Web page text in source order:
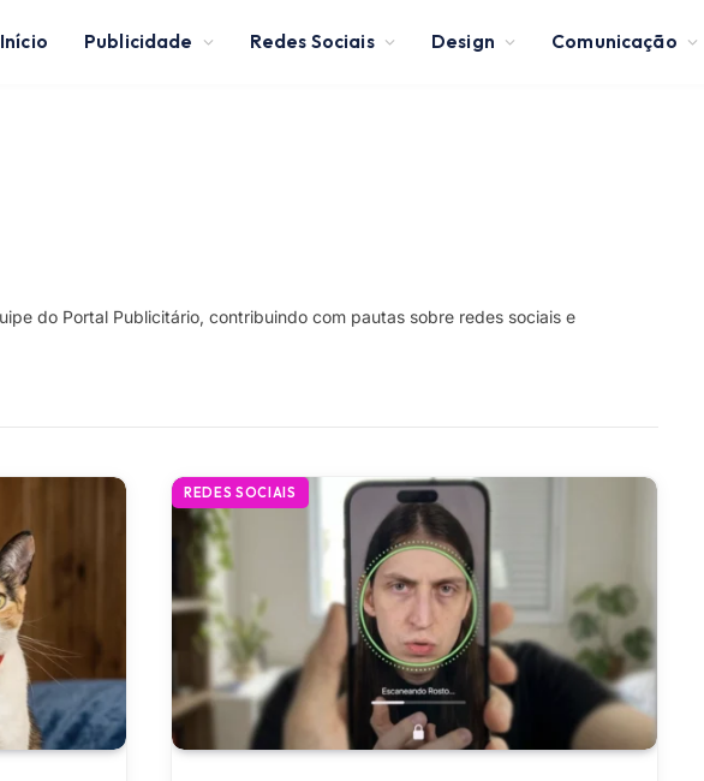
Início Publicidade Redes Sociais Design Comunicação
do Portal Publicitário, contribuindo com pautas sobre redes sociais e
REDES SOCIAIS